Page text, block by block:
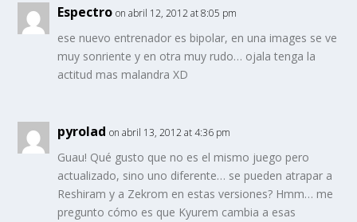
Espectro on abril 12, 2012 at 8:05 pm
ese nuevo entrenador es bipolar, en una images se ve
muy sonriente y en otra muy rudo… ojala tenga la
actitud mas malandra XD
pyrolad on abril 13, 2012 at 4:36 pm
Guau! Qué gusto que no es el mismo juego pero
actualizado, sino uno diferente… se pueden atrapar a
Reshiram y a Zekrom en estas versiones? Hmm… me
pregunto cómo es que Kyurem cambia a esas